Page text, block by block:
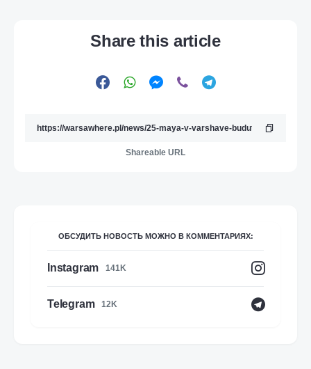
Share this article
Shareable URL
ОБСУДИТЬ НОВОСТЬ МОЖНО В КОММЕНТАРИЯХ:
Instagram 141K
Telegram 12K